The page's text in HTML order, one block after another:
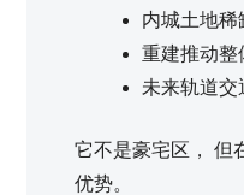
内城土地稀
重建推动整
未来轨道交
它不是豪宅区， 但
优势。